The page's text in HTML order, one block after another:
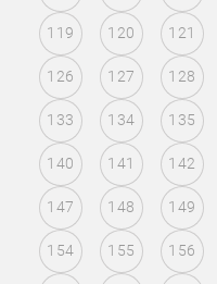
119 120 121
126 127 128
133 134 135
140 141 142
147 148 149
154 155 156